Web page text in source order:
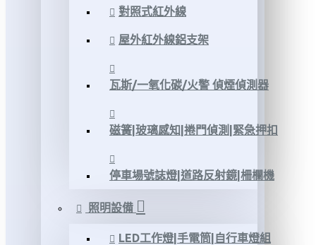
對照式紅外線
屋外紅外線鋁支架
瓦斯/一氧化碳/火警 偵煙偵測器
磁簧|玻璃感知|捲門偵測|緊急押扣
停車場號誌燈|道路反射鏡|柵欄機
照明設備
LED工作燈|手電筒|自行車燈組